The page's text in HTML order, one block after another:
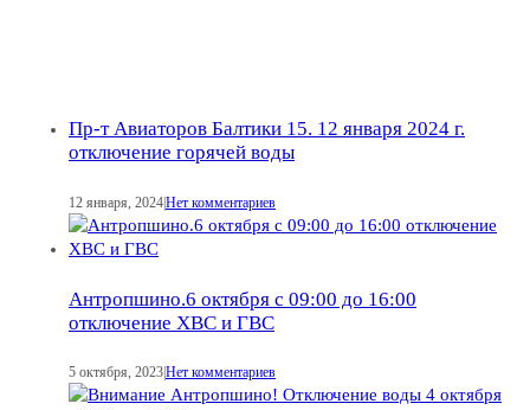
Пр-т Авиаторов Балтики 15. 12 января 2024 г.
отключение горячей воды
12 января, 2024Нет комментариев
Антропшино.6 октября с 09:00 до 16:00
отключение ХВС и ГВС
5 октября, 2023Нет комментариев